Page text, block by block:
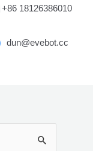
+86 18126386010
dun@evebot.cc